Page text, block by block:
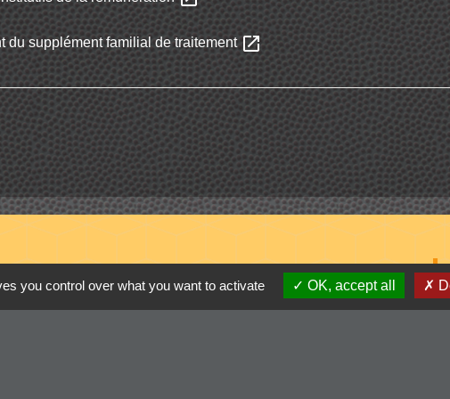
du supplément familial de traitementopen_in_new
you control over what you want to activate OK, accept all